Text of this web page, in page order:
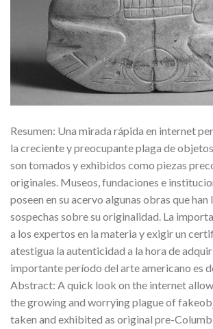
Resumen: Una mirada rápida en internet
la creciente y preocupante plaga de
son tomados y exhibidos como piezas
originales. Museos, fundaciones e
poseen en su acervo algunas obras que han
sospechas sobre su originalidad. La
a los expertos en la materia y exigir un
atestigua la autenticidad a la hora de
importante período del arte americano es
Abstract: A quick look on the internet
the growing and worrying plague of
taken and exhibited as original pre-